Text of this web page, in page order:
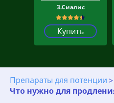
3.Сиалис
Купить
Препараты для потенции
Что нужно для